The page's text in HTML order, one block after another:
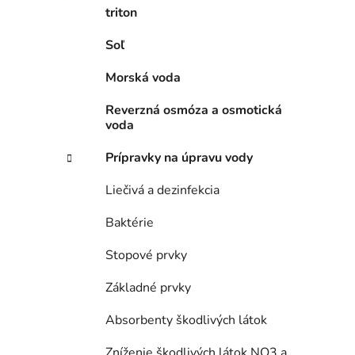
triton
Soľ
Morská voda
Reverzná osmóza a osmotická
voda
Prípravky na úpravu vody
Liečivá a dezinfekcia
Baktérie
Stopové prvky
Základné prvky
Absorbenty škodlivých látok